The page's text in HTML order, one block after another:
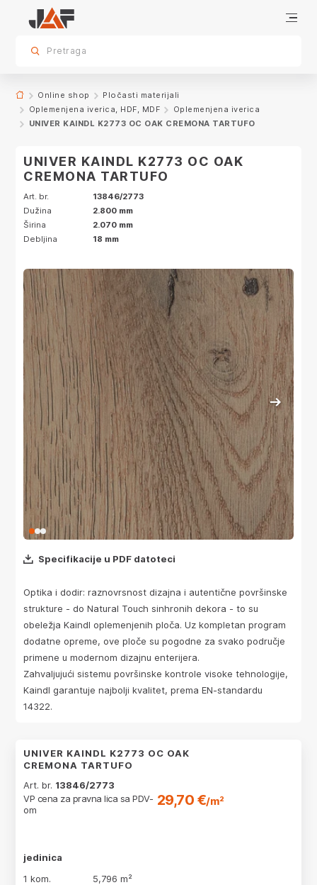
sr.skip-to.main-content
sr.skip-to.table-of-contents
sr.skip-to.main-navigation
Dodatna oprema
Specifikacije
Karakteristike
Pretraga
Online shop
Pločasti materijali
Oplemenjena iverica, HDF, MDF
Oplemenjena iverica
UNIVER KAINDL K2773 OC OAK CREMONA TARTUFO
UNIVER KAINDL K2773 OC OAK
CREMONA TARTUFO
Art. br.
13846/2773
Dužina
2.800 mm
Širina
2.070 mm
Debljina
18 mm
Specifikacije u PDF datoteci
Optika i dodir: raznovrsnost dizajna i autentične površinske
strukture - do Natural Touch sinhronih dekora - to su
obeležja Kaindl oplemenjenih ploča. Uz kompletan program
dodatne opreme, ove ploče su pogodne za svako područje
primene u modernom dizajnu enterijera.
Zahvaljujući sistemu površinske kontrole visoke tehnologije,
Kaindl garantuje najbolji kvalitet, prema EN-standardu
14322.
UNIVER KAINDL K2773 OC OAK
CREMONA TARTUFO
Art. br. 13846/2773
VP cena za pravna lica sa PDV-
om
29,70 €/m²
jedinica
1 kom.
5,796 m²